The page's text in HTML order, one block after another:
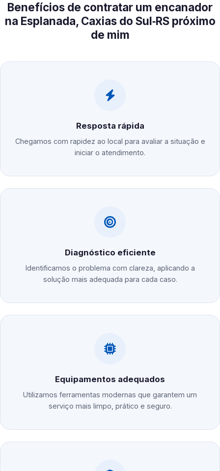
Benefícios de contratar um encanador
na Esplanada, Caxias do Sul‑RS próximo
de mim
Resposta rápida
Chegamos com rapidez ao local para avaliar a situação e
iniciar o atendimento.
Diagnóstico eficiente
Identificamos o problema com clareza, aplicando a
solução mais adequada para cada caso.
Equipamentos adequados
Utilizamos ferramentas modernas que garantem um
serviço mais limpo, prático e seguro.